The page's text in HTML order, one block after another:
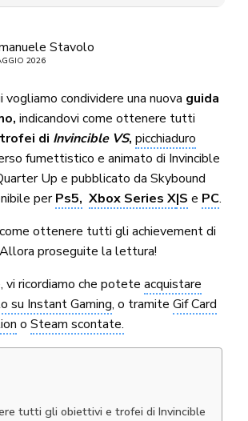
Stavolo
2026
vogliamo condividere una nuova guida
indicandovi come ottenere tutti
di Invincible VS, picchiaduro
fumettistico e animato di Invincible
Up e pubblicato da Skybound
perPs5, Xbox Series X|S e PC.
ottenere tutti gli achievement di
proseguite la lettura!
vi ricordiamo che poteteacquistare
su Instant Gaming, o tramiteGif Card
oSteam scontate.
tutti gli obiettivi e trofei di Invincible